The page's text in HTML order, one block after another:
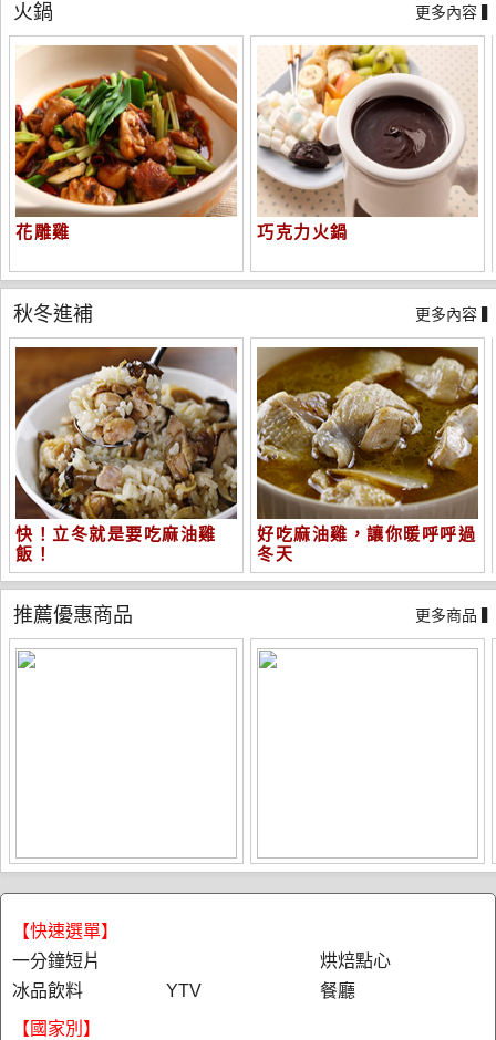
火鍋 更多內容 ▍
花雕雞 巧克力火鍋
秋冬進補 更多內容 ▍
快！立冬就是要吃麻油雞
飯！
好吃麻油雞，讓你暖呼呼過
冬天
推薦優惠商品 更多商品 ▍
【快速選單】
一分鐘短片
烘焙點心
冰品飲料
YTV
餐廳
【國家別】